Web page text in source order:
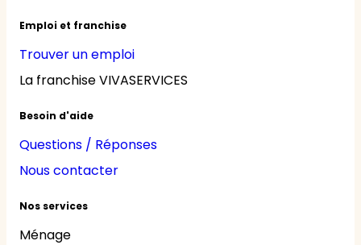
Emploi et franchise
Trouver un emploi
La franchise VIVASERVICES
Besoin d'aide
Questions / Réponses
Nous contacter
Nos services
Ménage